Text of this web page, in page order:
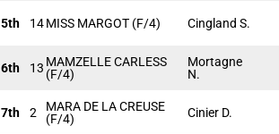
5th 14MISS MARGOT (F/4) Cingland S.
6th 13 MAMZELLE CARLESS
(F/4)
Mortagne
N.
7th 2
MARA DE LA CREUSE
(F/4)
Cinier D.